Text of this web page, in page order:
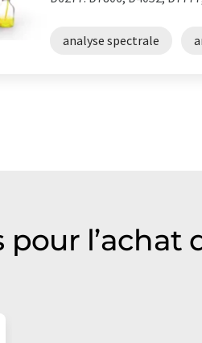
analyse spectrale
pour